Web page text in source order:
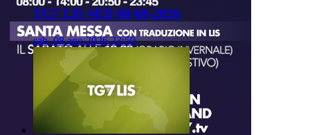
TG7 LIS 4ED 08-08-2026
sab, 08 ago 2026 23:50